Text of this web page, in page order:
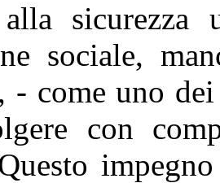
sicurezza
sociale,
- come uno
con